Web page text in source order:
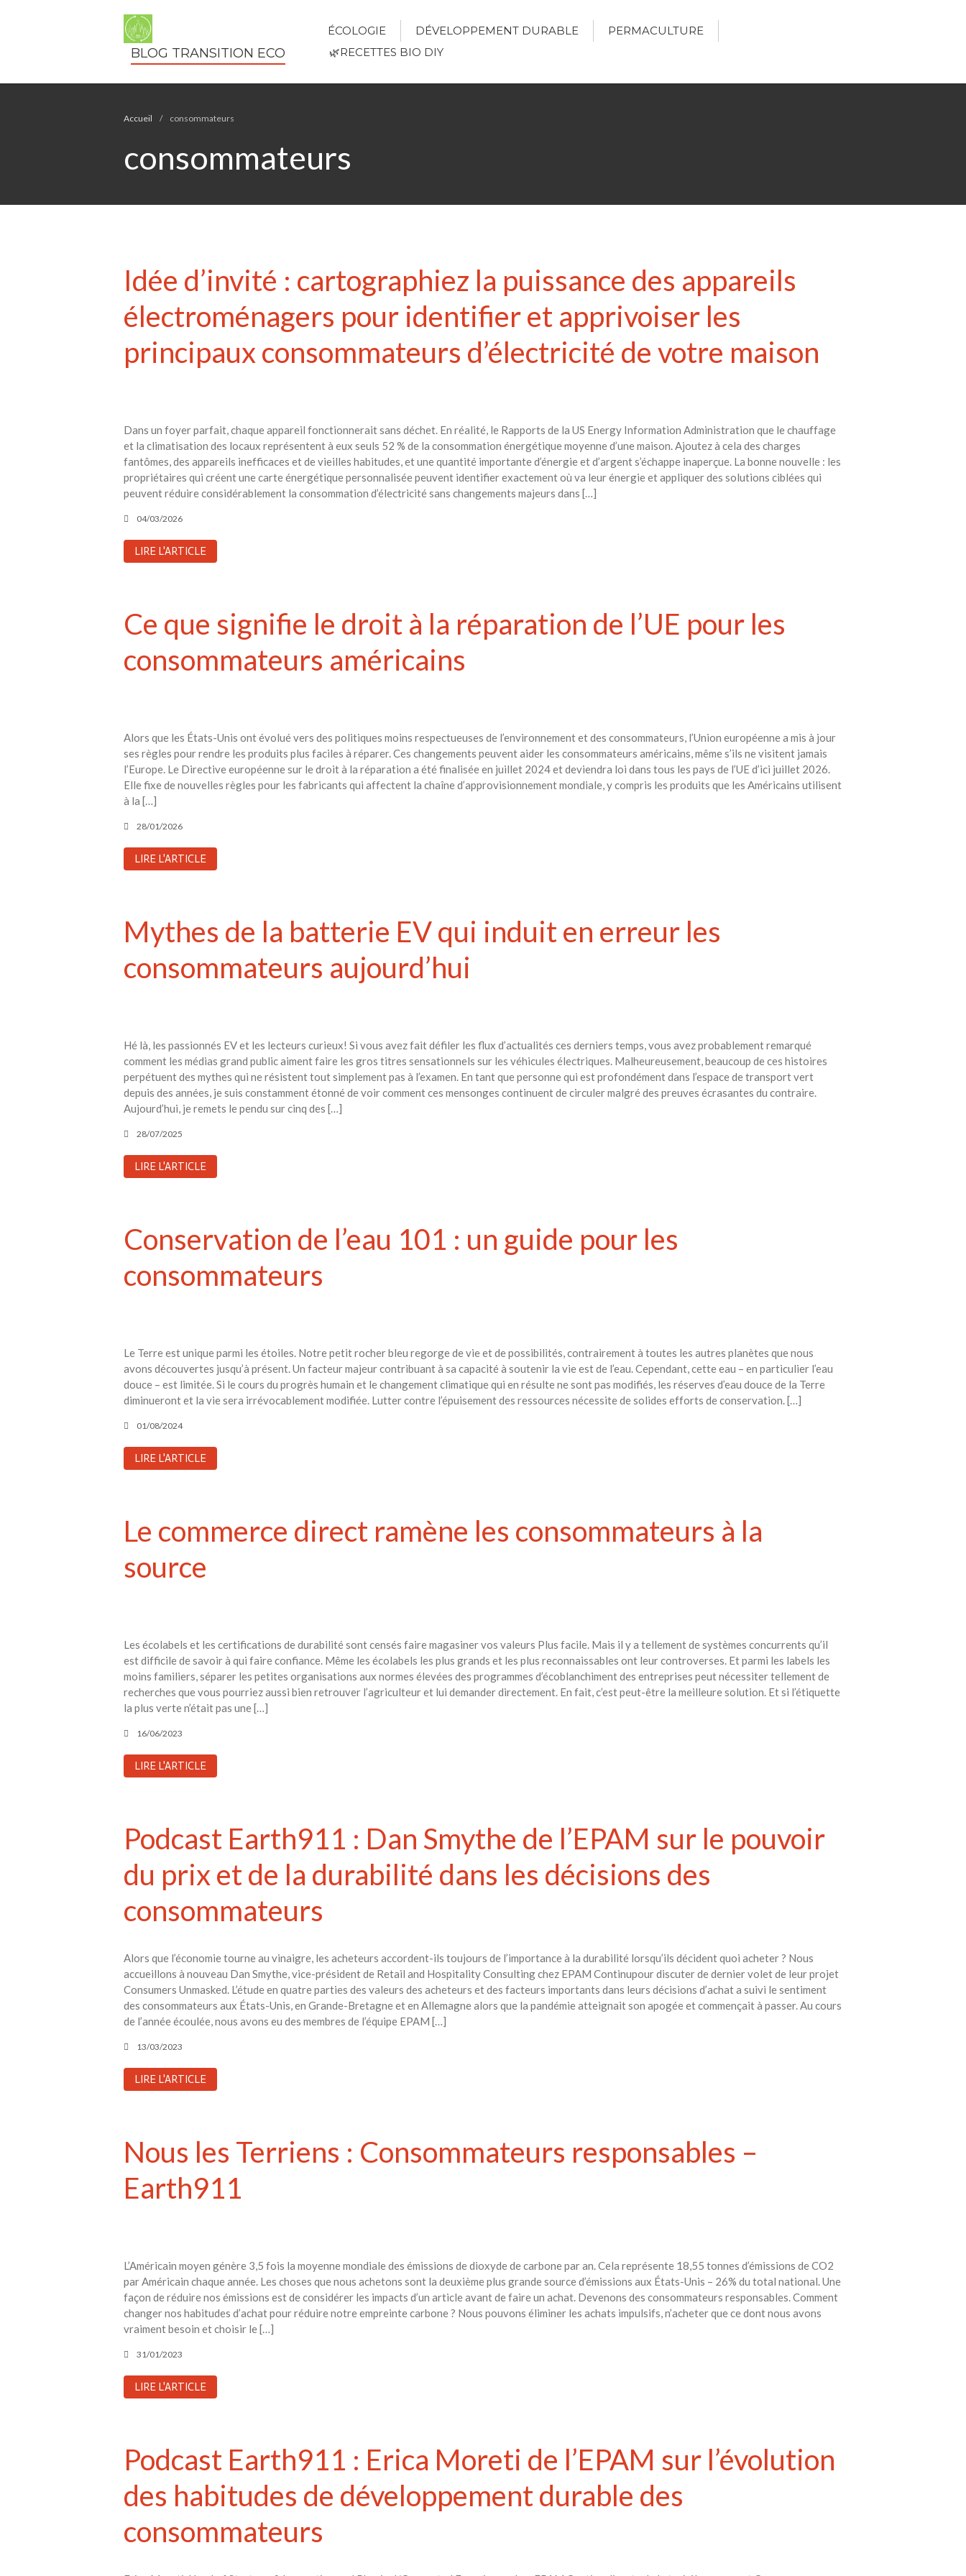
guide pour les citoyens et les
L’intelligence artificielle pour
prédire le succès des invasions
Ecologist
BLOG TRANSITION ECO
ÉCOLOGIE DÉVELOPPEMENT DURABLE
PERMACULTURE
🌿RECETTES BIO DIY
Accueil / consommateurs
consommateurs
Idée d’invité : cartographiez la puissance des appareils
électroménagers pour identifier et apprivoiser les
principaux consommateurs d’électricité de votre maison
Dans un foyer parfait, chaque appareil fonctionnerait sans déchet. En réalité, le Rapports de la US Energy Information Administration que le chauffage
et la climatisation des locaux représentent à eux seuls 52 % de la consommation énergétique moyenne d’une maison. Ajoutez à cela des charges
fantômes, des appareils inefficaces et de vieilles habitudes, et une quantité importante d’énergie et d’argent s’échappe inaperçue. La bonne nouvelle : les
propriétaires qui créent une carte énergétique personnalisée peuvent identifier exactement où va leur énergie et appliquer des solutions ciblées qui
peuvent réduire considérablement la consommation d’électricité sans changements majeurs dans […]
04/03/2026
LIRE L'ARTICLE
Ce que signifie le droit à la réparation de l’UE pour les
consommateurs américains
Alors que les États-Unis ont évolué vers des politiques moins respectueuses de l’environnement et des consommateurs, l’Union européenne a mis à jour
ses règles pour rendre les produits plus faciles à réparer. Ces changements peuvent aider les consommateurs américains, même s’ils ne visitent jamais
l’Europe. Le Directive européenne sur le droit à la réparation a été finalisée en juillet 2024 et deviendra loi dans tous les pays de l’UE d’ici juillet 2026.
Elle fixe de nouvelles règles pour les fabricants qui affectent la chaîne d’approvisionnement mondiale, y compris les produits que les Américains utilisent
à la […]
28/01/2026
LIRE L'ARTICLE
Mythes de la batterie EV qui induit en erreur les
consommateurs aujourd’hui
Hé là, les passionnés EV et les lecteurs curieux! Si vous avez fait défiler les flux d’actualités ces derniers temps, vous avez probablement remarqué
comment les médias grand public aiment faire les gros titres sensationnels sur les véhicules électriques. Malheureusement, beaucoup de ces histoires
perpétuent des mythes qui ne résistent tout simplement pas à l’examen. En tant que personne qui est profondément dans l’espace de transport vert
depuis des années, je suis constamment étonné de voir comment ces mensonges continuent de circuler malgré des preuves écrasantes du contraire.
Aujourd’hui, je remets le pendu sur cinq des […]
28/07/2025
LIRE L'ARTICLE
Conservation de l’eau 101 : un guide pour les
consommateurs
Le Terre est unique parmi les étoiles. Notre petit rocher bleu regorge de vie et de possibilités, contrairement à toutes les autres planètes que nous
avons découvertes jusqu’à présent. Un facteur majeur contribuant à sa capacité à soutenir la vie est de l’eau. Cependant, cette eau – en particulier l’eau
douce – est limitée. Si le cours du progrès humain et le changement climatique qui en résulte ne sont pas modifiés, les réserves d’eau douce de la Terre
diminueront et la vie sera irrévocablement modifiée. Lutter contre l’épuisement des ressources nécessite de solides efforts de conservation. […]
01/08/2024
LIRE L'ARTICLE
Le commerce direct ramène les consommateurs à la
source
Les écolabels et les certifications de durabilité sont censés faire magasiner vos valeurs Plus facile. Mais il y a tellement de systèmes concurrents qu’il
est difficile de savoir à qui faire confiance. Même les écolabels les plus grands et les plus reconnaissables ont leur controverses. Et parmi les labels les
moins familiers, séparer les petites organisations aux normes élevées des programmes d’écoblanchiment des entreprises peut nécessiter tellement de
recherches que vous pourriez aussi bien retrouver l’agriculteur et lui demander directement. En fait, c’est peut-être la meilleure solution. Et si l’étiquette
la plus verte n’était pas une […]
16/06/2023
LIRE L'ARTICLE
Podcast Earth911 : Dan Smythe de l’EPAM sur le pouvoir
du prix et de la durabilité dans les décisions des
consommateurs
Alors que l’économie tourne au vinaigre, les acheteurs accordent-ils toujours de l’importance à la durabilité lorsqu’ils décident quoi acheter ? Nous
accueillons à nouveau Dan Smythe, vice-président de Retail and Hospitality Consulting chez EPAM Continupour discuter de dernier volet de leur projet
Consumers Unmasked. L’étude en quatre parties des valeurs des acheteurs et des facteurs importants dans leurs décisions d’achat a suivi le sentiment
des consommateurs aux États-Unis, en Grande-Bretagne et en Allemagne alors que la pandémie atteignait son apogée et commençait à passer. Au cours
de l’année écoulée, nous avons eu des membres de l’équipe EPAM […]
13/03/2023
LIRE L'ARTICLE
Nous les Terriens : Consommateurs responsables –
Earth911
L’Américain moyen génère 3,5 fois la moyenne mondiale des émissions de dioxyde de carbone par an. Cela représente 18,55 tonnes d’émissions de CO2
par Américain chaque année. Les choses que nous achetons sont la deuxième plus grande source d’émissions aux États-Unis – 26% du total national. Une
façon de réduire nos émissions est de considérer les impacts d’un article avant de faire un achat. Devenons des consommateurs responsables. Comment
changer nos habitudes d’achat pour réduire notre empreinte carbone ? Nous pouvons éliminer les achats impulsifs, n’acheter que ce dont nous avons
vraiment besoin et choisir le […]
31/01/2023
LIRE L'ARTICLE
Podcast Earth911 : Erica Moreti de l’EPAM sur l’évolution
des habitudes de développement durable des
consommateurs